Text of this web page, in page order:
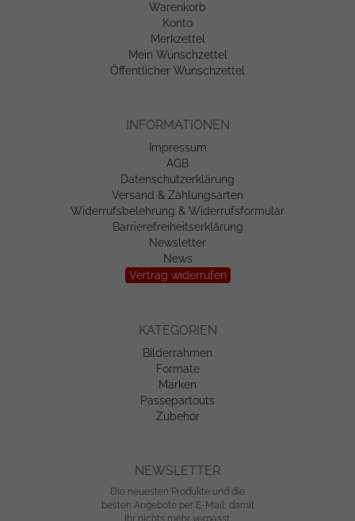
Warenkorb
Konto
Merkzettel
Mein Wunschzettel
Öffentlicher Wunschzettel
INFORMATIONEN
Impressum
AGB
Datenschutzerklärung
Versand & Zahlungsarten
Widerrufsbelehrung & Widerrufsformular
Barrierefreiheitserklärung
Newsletter
News
Vertrag widerrufen
KATEGORIEN
Bilderrahmen
Formate
Marken
Passepartouts
Zubehör
NEWSLETTER
Die neuesten Produkte und die
besten Angebote per E-Mail, damit